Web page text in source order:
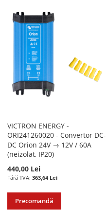
LISTA
DE
DORINTE
COMPARARE
VICTRON ENERGY -
ORI241260020 - Convertor DC-
DC Orion 24V → 12V / 60A
(neizolat, IP20)
440,00 Lei
363,64 Lei
Precomandă